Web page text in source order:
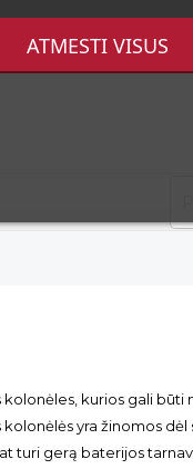
kurios gali būti
yra žinomos
turi gerą baterijos
ATMESTI VISUS